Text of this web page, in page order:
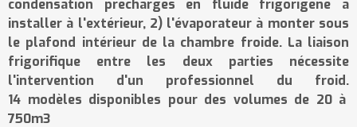
condensation préchargés en fluide frigorigène à
installer à l'extérieur, 2) l'évaporateur à monter sous
le plafond intérieur de la chambre froide. La liaison
frigorifique entre les deux parties nécessite
l'intervention d'un professionnel du froid.
14 modèles disponibles pour des volumes de 20 à
750m3